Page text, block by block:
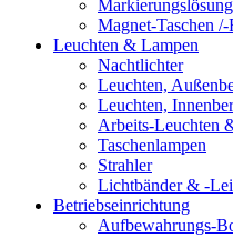
Magnet-Taschen /-
Leuchten & Lampen
Nachtlichter
Leuchten,
Leuchten,
Arbeits-Leuchten
Taschenlampen
Strahler
Lichtbänder & -
Betriebseinrichtung
Aufbewahrungs-